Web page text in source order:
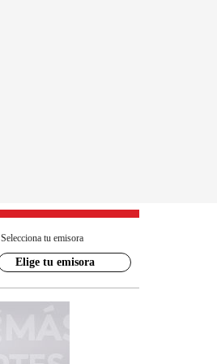
Selecciona tu emisora
Elige tu emisora